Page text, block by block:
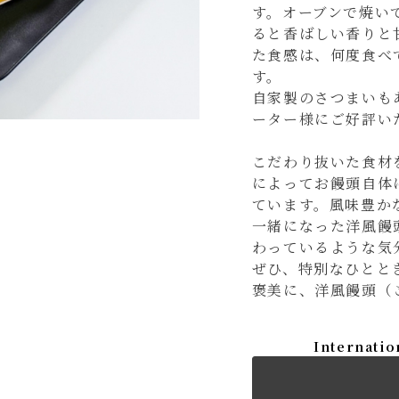
す。オーブンで焼
ると香ばしい香り
た食感は、何度食
す。
自家製のさつまい
ーター様にご好評
こだわり抜いた食
によってお饅頭自
ています。風味豊
一緒になった洋風
わっているような
ぜひ、特別なひと
褒美に、洋風饅頭